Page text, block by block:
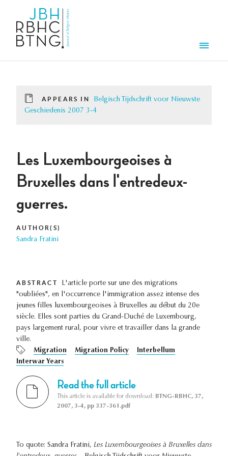
APPEARS IN
Belgisch Tijdschrift voor Nieuwste
Geschiedenis 2007 3-4
Les Luxembourgeoises à
Bruxelles dans l'entredeux-
guerres.
AUTHOR(S)
Sandra Fratini
ABSTRACT
L'article porte sur une des migrations
"oubliées", en l'occurrence l'immigration assez intense des
jeunes filles luxembourgeoises à Bruxelles au début du 20e
siècle. Elles sont parties du Grand-Duché de Luxembourg,
pays largement rural, pour vivre et travailler dans la grande
ville.
Migration
Migration Policy
Interbellum
Interwar Years
Read the full article
This article is available for download: BTNG-RBHC, 37,
2007, 3-4, pp 337-361.pdf
To quote: Sandra Fratini, Les Luxembourgeoises à Bruxelles dans